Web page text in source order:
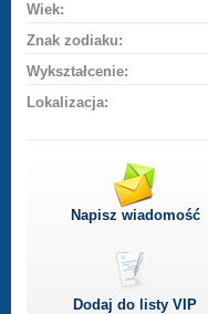
Wiek:
Znak zodiaku:
Wykształcenie:
Lokalizacja:
Napisz wiadomość
Dodaj do listyVIP